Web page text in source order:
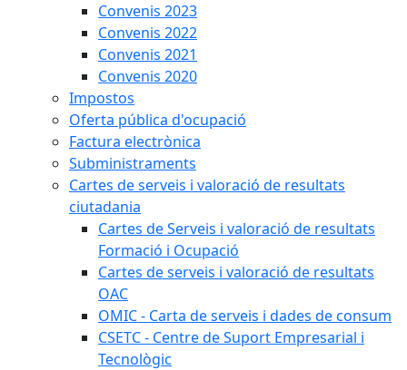
Convenis 2023
Convenis 2022
Convenis 2021
Convenis 2020
Impostos
Oferta pública d'ocupació
Factura electrònica
Subministraments
Cartes de serveis i valoració de resultats
ciutadania
Cartes de Serveis i valoració de resultats
Formació i Ocupació
Cartes de serveis i valoració de resultats
OAC
OMIC - Carta de serveis i dades de consum
CSETC - Centre de Suport Empresarial i
Tecnològic